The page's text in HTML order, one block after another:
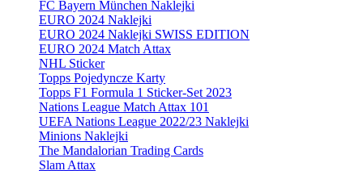
FC Bayern München Naklejki
EURO 2024 Naklejki
EURO 2024 Naklejki SWISS EDITION
EURO 2024 Match Attax
NHL Sticker
Topps Pojedyncze Karty
Topps F1 Formula 1 Sticker-Set 2023
Nations League Match Attax 101
UEFA Nations League 2022/23 Naklejki
Minions Naklejki
The Mandalorian Trading Cards
Slam Attax